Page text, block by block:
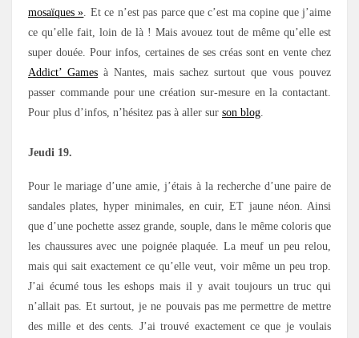
mosaïques ». Et ce n’est pas parce que c’est ma copine que j’aime
ce qu’elle fait, loin de là ! Mais avouez tout de même qu’elle est
super douée. Pour infos, certaines de ses créas sont en vente chez
Addict’ Games à Nantes, mais sachez surtout que vous pouvez
passer commande pour une création sur-mesure en la contactant.
Pour plus d’infos, n’hésitez pas à aller sur son blog.
Jeudi 19.
Pour le mariage d’une amie, j’étais à la recherche d’une paire de
sandales plates, hyper minimales, en cuir, ET jaune néon. Ainsi
que d’une pochette assez grande, souple, dans le même coloris que
les chaussures avec une poignée plaquée. La meuf un peu relou,
mais qui sait exactement ce qu’elle veut, voir même un peu trop.
J’ai écumé tous les eshops mais il y avait toujours un truc qui
n’allait pas. Et surtout, je ne pouvais pas me permettre de mettre
des mille et des cents. J’ai trouvé exactement ce que je voulais